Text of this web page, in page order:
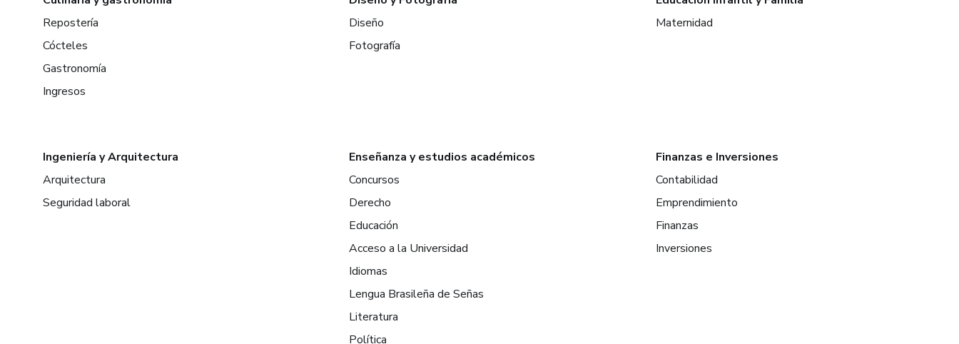
Repostería
Cócteles
Gastronomía
Ingresos
Diseño
Fotografía
Maternidad
Ingeniería y Arquitectura
Arquitectura
Seguridad laboral
Enseñanza y estudios académicos
Concursos
Derecho
Educación
Acceso a la Universidad
Idiomas
Lengua Brasileña de Señas
Literatura
Política
Finanzas e Inversiones
Contabilidad
Emprendimiento
Finanzas
Inversiones